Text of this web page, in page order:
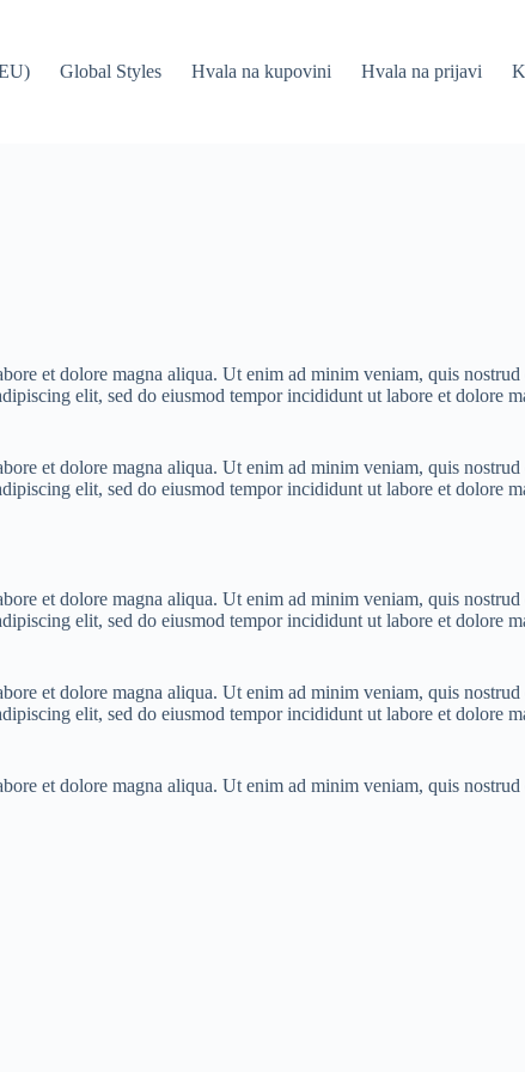
Global Styles Hvala na kupovini Hvala na prijavi
et dolore magna aliqua. Ut enim ad minim veniam, quis
elit, sed do eiusmod tempor incididunt ut labore et dolore
et dolore magna aliqua. Ut enim ad minim veniam, quis
elit, sed do eiusmod tempor incididunt ut labore et dolore
et dolore magna aliqua. Ut enim ad minim veniam, quis
elit, sed do eiusmod tempor incididunt ut labore et dolore
et dolore magna aliqua. Ut enim ad minim veniam, quis
elit, sed do eiusmod tempor incididunt ut labore et dolore
et dolore magna aliqua. Ut enim ad minim veniam, quis